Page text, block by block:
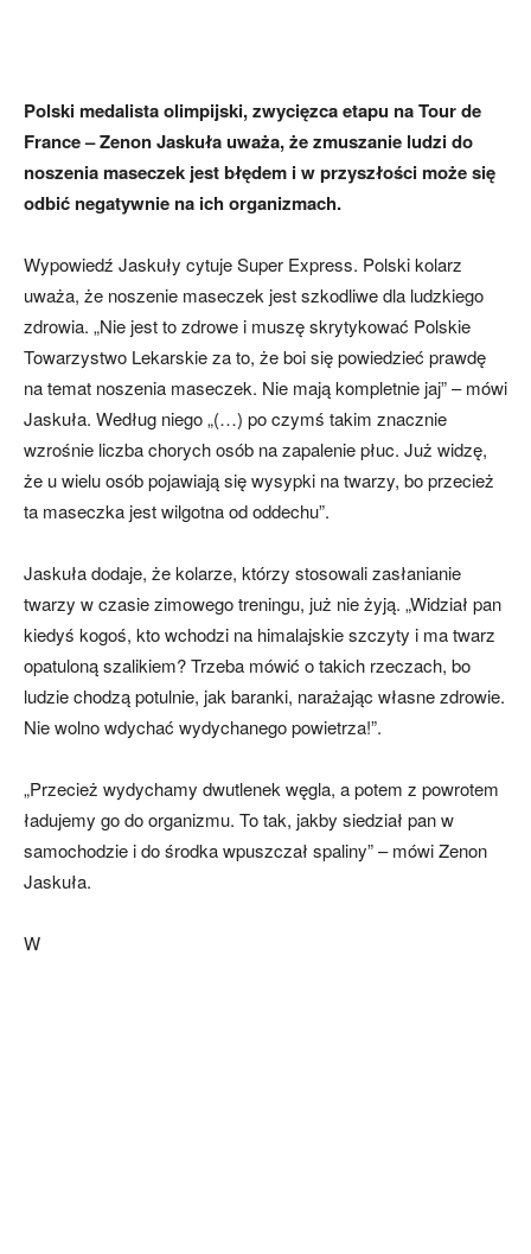
Polski medalista olimpijski, zwycięzca etapu na Tour de
France – Zenon Jaskuła uważa, że zmuszanie ludzi do
noszenia maseczek jest błędem i w przyszłości może się
odbić negatywnie na ich organizmach.
Wypowiedź Jaskuły cytuje Super Express. Polski kolarz
uważa, że noszenie maseczek jest szkodliwe dla ludzkiego
zdrowia. „Nie jest to zdrowe i muszę skrytykować Polskie
Towarzystwo Lekarskie za to, że boi się powiedzieć prawdę
na temat noszenia maseczek. Nie mają kompletnie jaj” – mówi
Jaskuła. Według niego „(…) po czymś takim znacznie
wzrośnie liczba chorych osób na zapalenie płuc. Już widzę,
że u wielu osób pojawiają się wysypki na twarzy, bo przecież
ta maseczka jest wilgotna od oddechu”.
Jaskuła dodaje, że kolarze, którzy stosowali zasłanianie
twarzy w czasie zimowego treningu, już nie żyją. „Widział pan
kiedyś kogoś, kto wchodzi na himalajskie szczyty i ma twarz
opatuloną szalikiem? Trzeba mówić o takich rzeczach, bo
ludzie chodzą potulnie, jak baranki, narażając własne zdrowie.
Nie wolno wdychać wydychanego powietrza!”.
„Przecież wydychamy dwutlenek węgla, a potem z powrotem
ładujemy go do organizmu. To tak, jakby siedział pan w
samochodzie i do środka wpuszczał spaliny” – mówi Zenon
Jaskuła.
W